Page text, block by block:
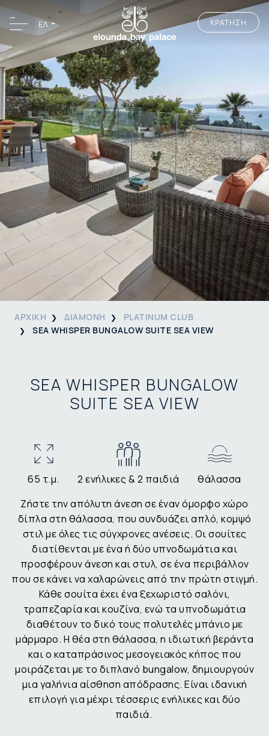
ΕΛ ΚΡΑΤΗΣΗ
ΑΡΧΙΚΗ ΔΙΑΜΟΝΗ
PLATINUM CLUB
SEA WHISPER BUNGALOW SUITE SEA VIEW
SEA WHISPER BUNGALOW
SUITE SEA VIEW
65 τ.μ. 2 ενήλικες & 2 παιδιά
θάλασσα
Ζήστε την απόλυτη άνεση σε έναν όμορφο χώρο
δίπλα στη θάλασσα, που συνδυάζει απλό, κομψό
στιλ με όλες τις σύγχρονες ανέσεις. Οι σουίτες
διατίθενται με ένα ή δύο υπνοδωμάτια και
προσφέρουν άνεση και στυλ, σε ένα περιβάλλον
που σε κάνει να χαλαρώνεις από την πρώτη στιγμή.
Κάθε σουίτα έχει ένα ξεχωριστό σαλόνι,
τραπεζαρία και κουζίνα, ενώ τα υπνοδωμάτια
διαθέτουν το δικό τους πολυτελές μπάνιο με
μάρμαρο. Η θέα στη θάλασσα, η ιδιωτική βεράντα
και ο καταπράσινος μεσογειακός κήπος που
μοιράζεται με το διπλανό bungalow, δημιουργούν
μια γαλήνια αίσθηση απόδρασης. Είναι ιδανική
επιλογή για μέχρι τέσσερις ενήλικες και δύο
παιδιά.